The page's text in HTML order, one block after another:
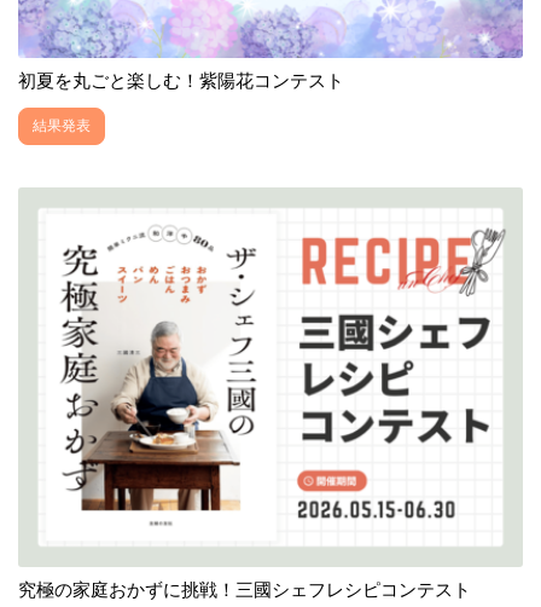
初夏を丸ごと楽しむ！紫陽花コンテスト
結果発表
究極の家庭おかずに挑戦！三國シェフレシピコンテスト